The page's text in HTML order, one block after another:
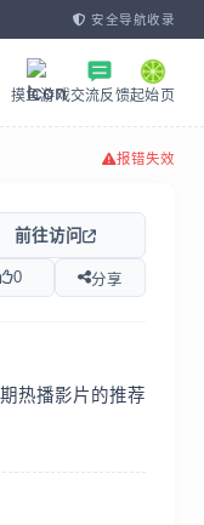
安全导航收录
摸鱼游戏交流反馈起始页
报错失效
前往访问
0 分享
热播影片的推荐